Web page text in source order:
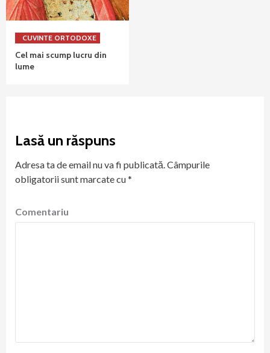
CUVINTE ORTODOXE
Cel mai scump lucru din
lume
Lasă un răspuns
Adresa ta de email nu va fi publicată.Câmpurile
obligatorii sunt marcate cu*
Comentariu